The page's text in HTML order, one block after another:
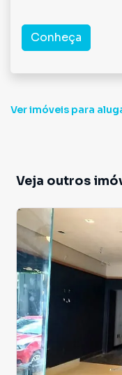
Conheça
Ver imóveis para
Veja outros